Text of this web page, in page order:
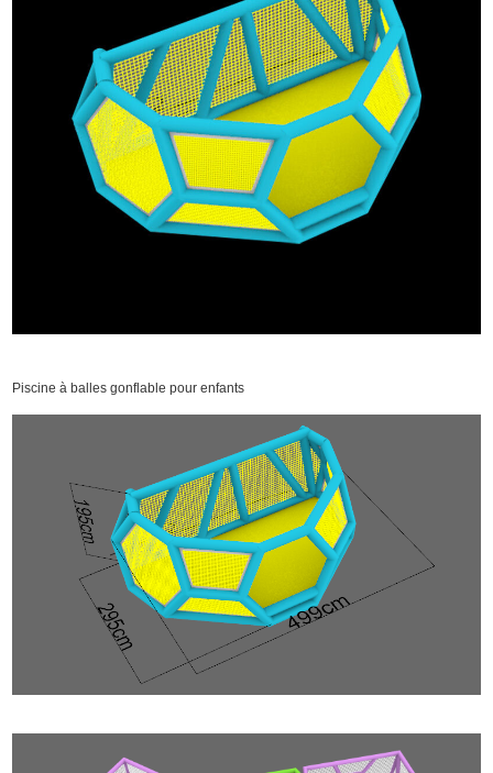
Piscine à balles gonflable pour enfants